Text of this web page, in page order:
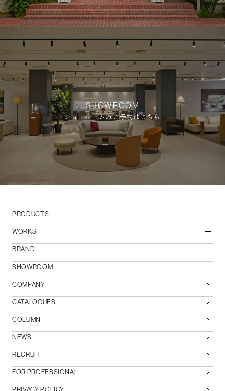
SHOWROOM
ショールームのご予約はこちら
PRODUCTS
WORKS
BRAND
SHOWROOM
COMPANY
CATALOGUES
COLUMN
NEWS
RECRUIT
FOR PROFESSIONAL